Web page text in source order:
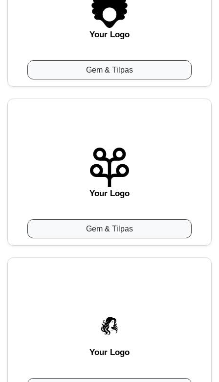
Your Logo
Gem & Tilpas
Your Logo
Gem & Tilpas
Your Logo